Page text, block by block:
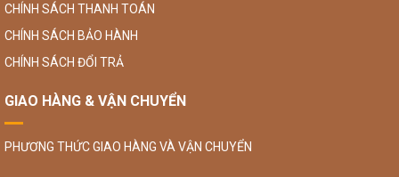
CHÍNH SÁCH THANH TOÁN
CHÍNH SÁCH BẢO HÀNH
CHÍNH SÁCH ĐỔI TRẢ
GIAO HÀNG & VẬN CHUYỂN
PHƯƠNG THỨC GIAO HÀNG VÀ VẬN CHUYỂN